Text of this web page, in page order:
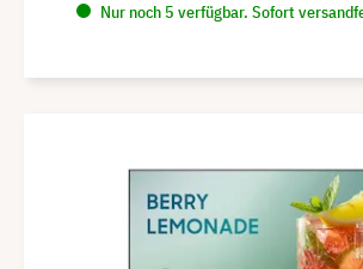
Nur noch 5 verfügbar. Sofort